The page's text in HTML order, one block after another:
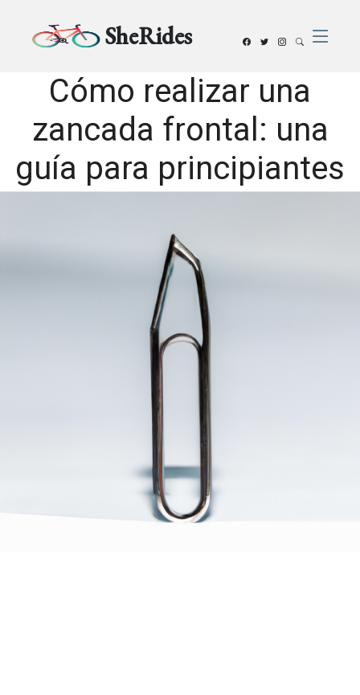
SheRides
Cómo realizar una
zancada frontal: una
guía para principiantes